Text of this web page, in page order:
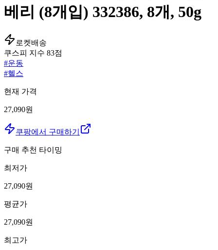
베리 (8개입) 332386, 8개, 50g
로켓배송
쿠스피 지수 83점
#운동
#헬스
현재 가격
27,090원
쿠팡에서 구매하기
구매 추천 타이밍
최저가
27,090원
평균가
27,090원
최고가